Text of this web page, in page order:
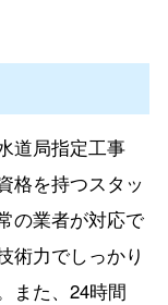
道局指定工事
格を持つスタッ
の業者が対応で
術力でしっかり
また、24時間